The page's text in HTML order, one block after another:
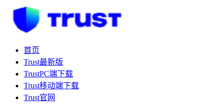
首页
Trust最新版
TrustPC端下载
Trust移动端下载
Trust官网